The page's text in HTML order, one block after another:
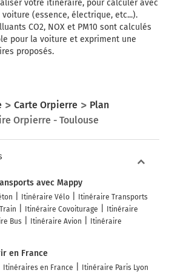
et rejoindre la voie. Continuer sur
et rejoindre Boulevard de la
Continuer sur 700 mètres
prendre la 2ème sortie sur Boulevard de
votre itinéraire, pour calculer avec
(essence, électrique, etc...).
CO2, NOX et PM10 sont calculés
pour la voiture et expriment une
proposés.
Carte Orpierre
Plan
Orpierre - Toulouse
avec Mappy
Itinéraire Vélo
Itinéraire Transports
Itinéraire Covoiturage
Itinéraire
Bus Itinéraire Avion
Itinéraire
en France
Itinéraires en France
Itinéraire Paris Lyon